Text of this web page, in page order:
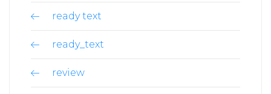
ready text
ready_text
review